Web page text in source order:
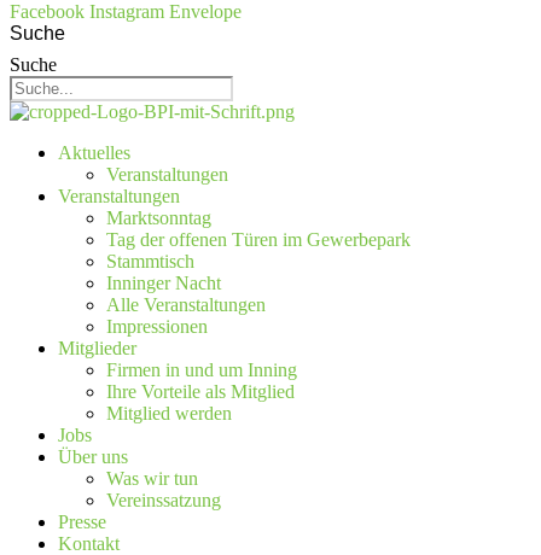
Facebook Instagram Envelope
Suche
Suche
Aktuelles
Veranstaltungen
Veranstaltungen
Marktsonntag
Tag der offenen Türen im Gewerbepark
Stammtisch
Inninger Nacht
Alle Veranstaltungen
Impressionen
Mitglieder
Firmen in und um Inning
Ihre Vorteile als Mitglied
Mitglied werden
Jobs
Über uns
Was wir tun
Vereinssatzung
Presse
Kontakt